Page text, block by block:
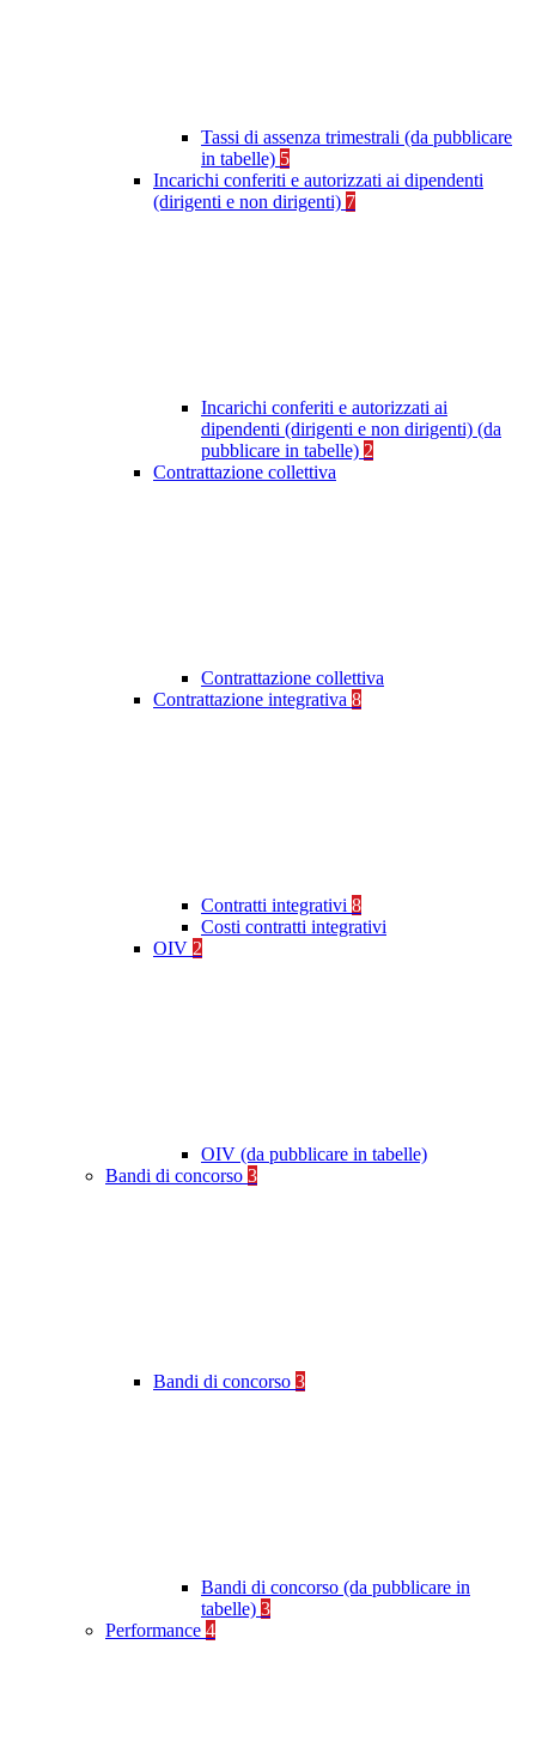
Tassi di assenza trimestrali (da pubblicare
in tabelle) 5
Incarichi conferiti e autorizzati ai dipendenti
(dirigenti e non dirigenti) 7
Incarichi conferiti e autorizzati ai
dipendenti (dirigenti e non dirigenti) (da
pubblicare in tabelle) 2
Contrattazione collettiva
Contrattazione collettiva
Contrattazione integrativa 8
Contratti integrativi 8
Costi contratti integrativi
OIV 2
OIV (da pubblicare in tabelle)
Bandi di concorso 3
Bandi di concorso 3
Bandi di concorso (da pubblicare in
tabelle) 3
Performance 4